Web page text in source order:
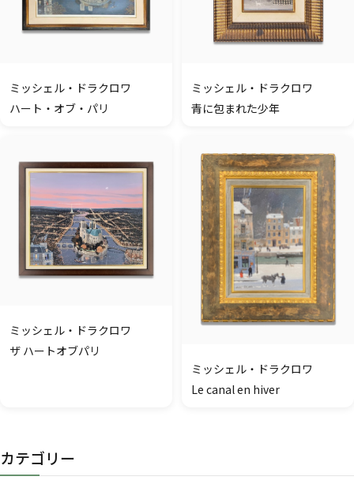
ミッシェル・ドラクロワ
ハート・オブ・パリ
ミッシェル・ドラクロワ
青に包まれた少年
ミッシェル・ドラクロワ
ザ ハートオブパリ
ミッシェル・ドラクロワ
Le canal en hiver
カテゴリー